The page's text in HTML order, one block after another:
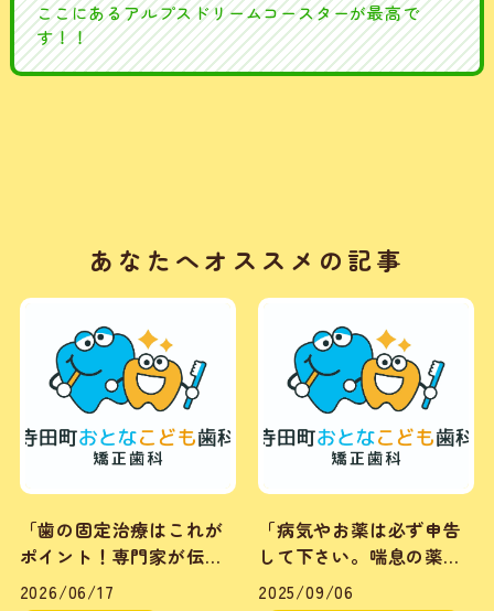
ここにあるアルプスドリームコースターが最高で
す！！
あなたへオススメの記事
「歯の固定治療はこれが
ポイント！専門家が伝
授」
2026/06/17
「病気やお薬は必ず申告
して下さい。喘息の薬を
使用中の方の歯科治療」
2025/09/06